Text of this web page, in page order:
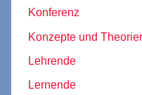
Konferenz
Konzepte und
Lehrende
Lernende